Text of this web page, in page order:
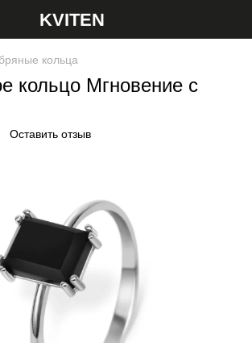
KVITEN
кольца
кольцо Мгновение с
Оставить отзыв